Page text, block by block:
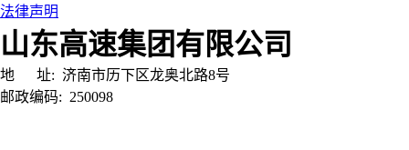
法律声明
山东高速集团有限公司
地 址: 济南市历下区龙奥北路8号
邮政编码: 250098